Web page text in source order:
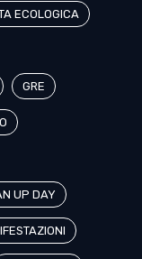
ECOLOGICA
GRE
UP DAY